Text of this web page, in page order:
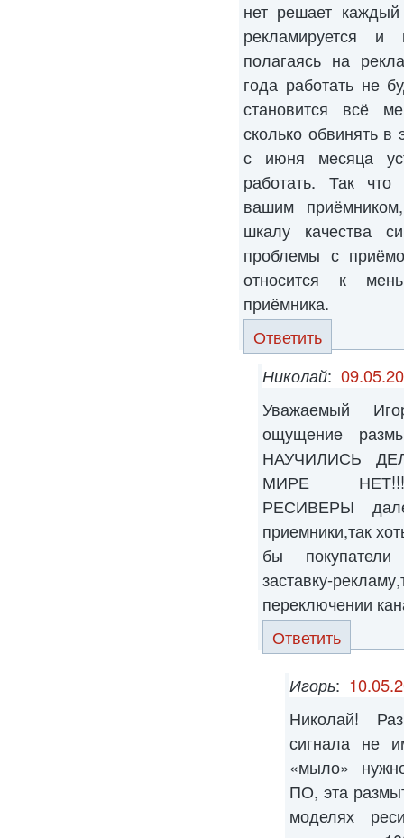
нет решает
рекламируется и
полагаясь на
года работать не
становится всё
сколько обвинять
с июня месяца
работать. Так
вашим
шкалу качества
проблемы с
относится к
приёмника.
Ответить
Николай:
Уважаемый
ощущение
НАУЧИЛИСЬ
МИРЕ
РЕСИВЕРЫ
приемники,так
бы
заставку-
переключении
Ответить
Игорь:
Николай!
сигнала не
«мыло»
ПО, эта
моделях